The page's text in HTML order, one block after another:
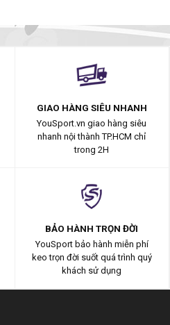
GIAO HÀNG SIÊU NHANH
YouSport.vn giao hàng siêu
nhanh nội thành TP.HCM chỉ
trong 2H
BẢO HÀNH TRỌN ĐỜI
YouSport bảo hành miễn phí
keo trọn đời suốt quá trình quý
khách sử dụng